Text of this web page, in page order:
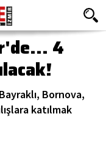
4
Bornova,
katılmak